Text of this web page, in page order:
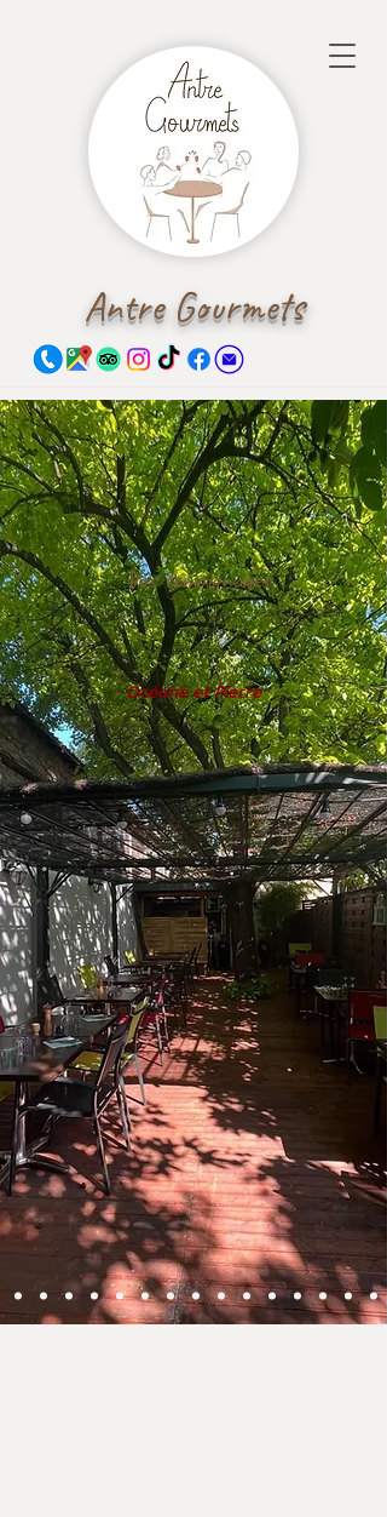
Antre Gourmets
Vos témoignages
Les témoignages de nos clients : les échos des
Gourmets
(sources : Facebook, Google, Trip Advisor, The Fork, Petit Futé)
Océane et Pierre
Si votre avis n'apparaissait pas sur ce site, nous vous prions de bien vouloir
nous en excuser et de nous le signaler par email